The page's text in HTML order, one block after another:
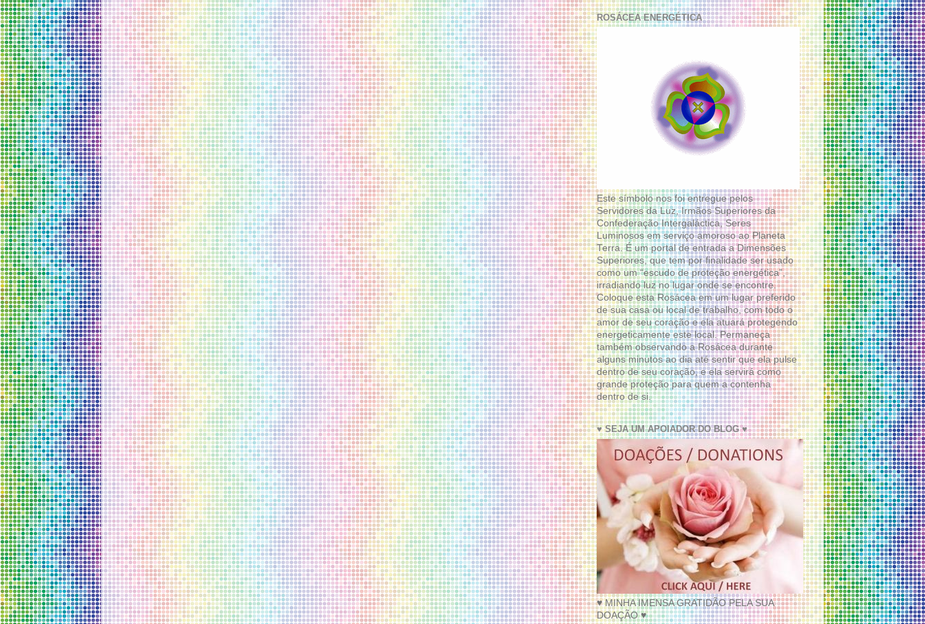
ROSÁCEA ENERGÉTICA
Este símbolo nos foi entregue pelos
Servidores da Luz, Irmãos Superiores da
Confederação Intergaláctica, Seres
Luminosos em serviço amoroso ao Planeta
Terra. É um portal de entrada a Dimensões
Superiores, que tem por finalidade ser usado
como um “escudo de proteção energética”,
irradiando luz no lugar onde se encontre.
Coloque esta Rosácea em um lugar preferido
de sua casa ou local de trabalho, com todo o
amor de seu coração e ela atuará protegendo
energeticamente este local. Permaneça
também observando a Rosácea durante
alguns minutos ao dia até sentir que ela pulse
dentro de seu coração, e ela servirá como
grande proteção para quem a contenha
dentro de si.
♥ SEJA UM APOIADOR DO BLOG ♥
♥ MINHA IMENSA GRATIDÃO PELA SUA
DOAÇÃO ♥